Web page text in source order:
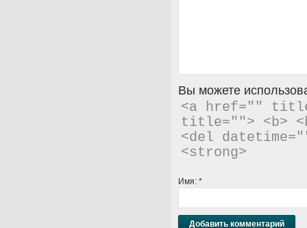
Вы можете
<a href=""
title=""> <b>
<del
<strong>
Имя: *